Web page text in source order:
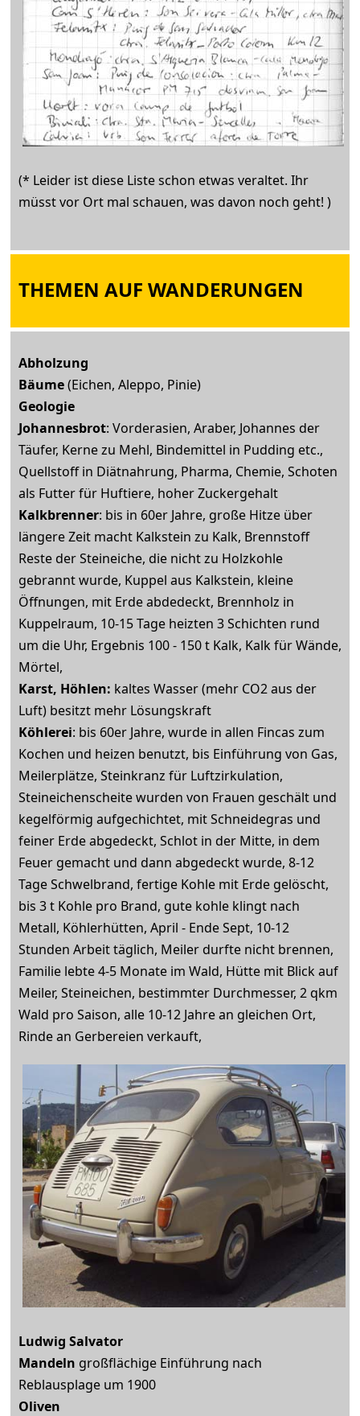
(* Leider ist diese Liste schon etwas veraltet. Ihr
müsst vor Ort mal schauen, was davon noch geht! )
THEMEN AUF WANDERUNGEN
Abholzung
Bäume(Eichen, Aleppo, Pinie)
Geologie
Johannesbrot: Vorderasien, Araber, Johannes der
Täufer, Kerne zu Mehl, Bindemittel in Pudding etc.,
Quellstoff in Diätnahrung, Pharma, Chemie, Schoten
als Futter für Huftiere, hoher Zuckergehalt
Kalkbrenner: bis in 60er Jahre, große Hitze über
längere Zeit macht Kalkstein zu Kalk, Brennstoff
Reste der Steineiche, die nicht zu Holzkohle
gebrannt wurde, Kuppel aus Kalkstein, kleine
Öffnungen, mit Erde abdedeckt, Brennholz in
Kuppelraum, 10-15 Tage heizten 3 Schichten rund
um die Uhr, Ergebnis 100 - 150 t Kalk, Kalk für Wände,
Mörtel,
Karst, Höhlen: kaltes Wasser (mehr CO2 aus der
Luft) besitzt mehr Lösungskraft
Köhlerei: bis 60er Jahre, wurde in allen Fincas zum
Kochen und heizen benutzt, bis Einführung von Gas,
Meilerplätze, Steinkranz für Luftzirkulation,
Steineichenscheite wurden von Frauen geschält und
kegelförmig aufgechichtet, mit Schneidegras und
feiner Erde abgedeckt, Schlot in der Mitte, in dem
Feuer gemacht und dann abgedeckt wurde, 8-12
Tage Schwelbrand, fertige Kohle mit Erde gelöscht,
bis 3 t Kohle pro Brand, gute kohle klingt nach
Metall, Köhlerhütten, April - Ende Sept, 10-12
Stunden Arbeit täglich, Meiler durfte nicht brennen,
Familie lebte 4-5 Monate im Wald, Hütte mit Blick auf
Meiler, Steineichen, bestimmter Durchmesser, 2 qkm
Wald pro Saison, alle 10-12 Jahre an gleichen Ort,
Rinde an Gerbereien verkauft,
Ludwig Salvator
Mandeln großflächige Einführung nach
Reblausplage um 1900
Oliven